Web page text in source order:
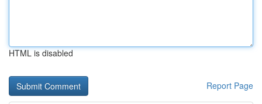
HTML is disabled
Report Page